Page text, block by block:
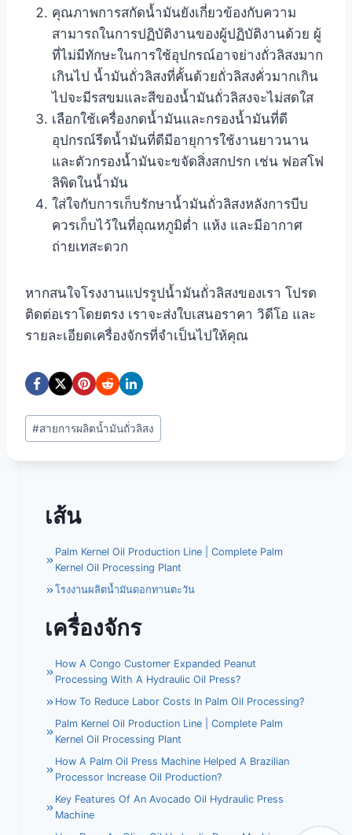
คุณภาพการสกัดน้ำมันยังเกี่ยวข้องกับความ
สามารถในการปฏิบัติงานของผู้ปฏิบัติงานด้วย ผู้
ที่ไม่มีทักษะในการใช้อุปกรณ์อาจย่างถั่วลิสงมาก
เกินไป น้ำมันถั่วลิสงที่คั้นด้วยถั่วลิสงคั่วมากเกิน
ไปจะมีรสขมและสีของน้ำมันถั่วลิสงจะไม่สดใส
เลือกใช้เครื่องกดน้ำมันและกรองน้ำมันที่ดี
อุปกรณ์รีดน้ำมันที่ดีมีอายุการใช้งานยาวนาน
และตัวกรองน้ำมันจะขจัดสิ่งสกปรก เช่น ฟอสโฟ
ลิพิดในน้ำมัน
ใส่ใจกับการเก็บรักษาน้ำมันถั่วลิสงหลังการบีบ
ควรเก็บไว้ในที่อุณหภูมิต่ำ แห้ง และมีอากาศ
ถ่ายเทสะดวก
หากสนใจโรงงานแปรรูปน้ำมันถั่วลิสงของเรา โปรด
ติดต่อเราโดยตรง เราจะส่งใบเสนอราคา วิดีโอ และ
รายละเอียดเครื่องจักรที่จำเป็นไปให้คุณ
Post
Tags:
#สายการผลิตน้ำมันถั่วลิสง
เส้น
Palm Kernel Oil Production Line | Complete Palm
Kernel Oil Processing Plant
โรงงานผลิตน้ำมันดอกทานตะวัน
เครื่องจักร
How A Congo Customer Expanded Peanut
Processing With A Hydraulic Oil Press?
How To Reduce Labor Costs In Palm Oil Processing?
Palm Kernel Oil Production Line | Complete Palm
Kernel Oil Processing Plant
How A Palm Oil Press Machine Helped A Brazilian
Processor Increase Oil Production?
Key Features Of An Avocado Oil Hydraulic Press
Machine